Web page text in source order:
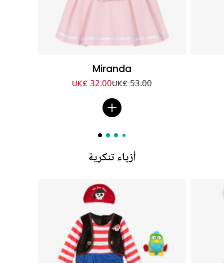
Miranda
UK£ 53.00
UK£ 32.00
أزياء تنكرية